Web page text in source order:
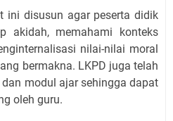
ini disusun agar peserta didik
akidah, memahami konteks
nilai-nilai moral
bermakna. LKPD juga telah
modul ajar sehingga dapat
oleh guru.